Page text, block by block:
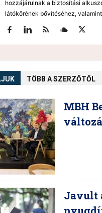
hozzájárulnak a biztosítási
látókörének bővítéséhez,
TÖBB A SZERZŐTŐL
MBH
Javult